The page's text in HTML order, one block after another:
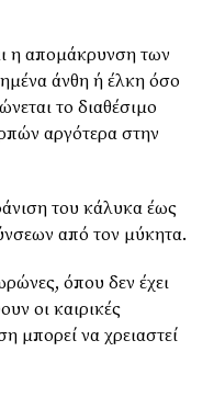
η απομάκρυνση των
άνθη ή έλκη όσο
το διαθέσιμο
αργότερα στην
του κάλυκα έως
από τον μύκητα.
όπου δεν έχει
οι καιρικές
μπορεί να χρειαστεί